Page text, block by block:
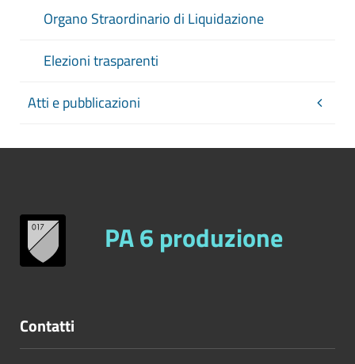
Organo Straordinario di Liquidazione
Elezioni trasparenti
Atti e pubblicazioni
PA 6 produzione
Contatti